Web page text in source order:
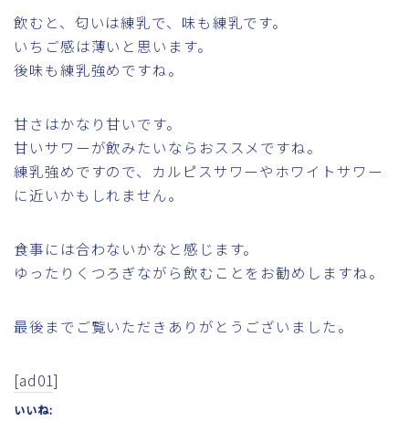
飲むと、匂いは練乳で、味も練乳です。
いちご感は薄いと思います。
後味も練乳強めですね。
甘さはかなり甘いです。
甘いサワーが飲みたいならおススメですね。
練乳強めですので、カルピスサワーやホワイトサワー
に近いかもしれません。
食事には合わないかなと感じます。
ゆったりくつろぎながら飲むことをお勧めしますね。
最後までご覧いただきありがとうございました。
[ad01]
いいね: